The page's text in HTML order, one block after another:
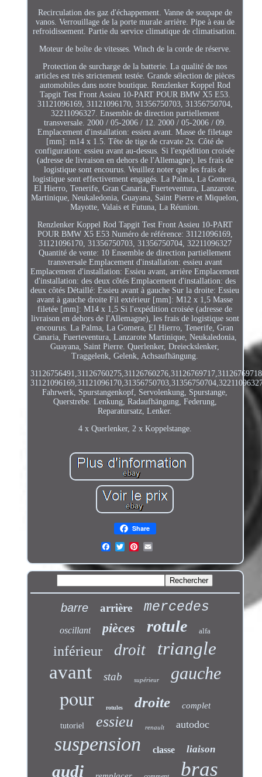
Recirculation des gaz d'échappement. Vanne de soupape de
vanos. Verrouillage de la porte murale arrière. Pipe à eau de
refroidissement. Partie du service climatique de climatisation.
Moteur de boîte de vitesses. Winch de la corde de réserve.
Protection de surcharge de la batterie. La qualité de nos
articles est très strictement testée. Grande sélection de pièces
automobiles dans notre boutique. Renzlenker Koppel Rod
Tapgit Test Front Assieu 10-PART POUR BMW X5 E53.
31121096169, 31121096170, 31356750703, 31356750704,
32211096327. Ensemble de direction partiellement
transversale. 2000 / 05-2006 / 12. 2000 / 05-2006 / 09.
Emplacement d'installation: essieu avant. Masse de filetage
[mm]: m14 x 1.5. Tête de tige de cravate 2x. Côté de
configuration: essieu avant au-dessus. Si l'expédition croisée
(adresse de livraison en dehors de l'Allemagne), les frais de
logistique sont encourus. Veuillez noter que les frais de
logistique sont effectivement engagés. La Palma, La Gomera,
El Hierro, Tenerife, Gran Canaria, Fuerteventura, Lanzarote.
Martinique, Neukaledonia, Guayana, Saint Pierre et Miquelon,
Mayotte, Valais et Futuna, La Réunion.
Renzlenker Koppel Rod Tapgit Test Front Assieu 10-PART
POUR BMW X5 E53 Numéro de référence: 31121096169,
31121096170, 31356750703, 31356750704, 32211096327
Quantité de vente: 10 Ensemble de direction partiellement
transversale Emplacement d'installation: essieu avant
Emplacement d'installation: Essieu avant, arrière Emplacement
d'installation: des deux côtés Emplacement d'installation: des
deux côtés Détaillé: Essieu avant à gauche Sur la droite: Essieu
avant à gauche droite Fil extérieur [mm]: M12 x 1,5 Masse
filetée [mm]: M14 x 1,5 Si l'expédition croisée (adresse de
livraison en dehors de l'Allemagne), les frais de logistique sont
encourus. La Palma, La Gomera, El Hierro, Tenerife, Gran
Canaria, Fuerteventura, Lanzarote Martinique, Neukaledonia,
Guayana, Saint Pierre. Querlenker, Dreieckslenker,
Traggelenk, Gelenk, Achsaufhängung.
Fahrwerk, Spurstangenkopf, Servolenkung, Spurstange,
Querstrebe. Lenkung, Radaufhängung, Federung,
Reparatursatz, Lenker.
4 x Querlenker, 2 x Koppelstange.
Share
barre arrière mercedes
oscillant pièces rotule alfa
inférieur droit triangle
avant stab supérieur gauche
pour rotules droite complet
tutoriel essieu renault autodoc
suspension classe liaison
audi bras